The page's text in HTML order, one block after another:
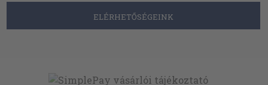
ELÉRHETŐSÉGEINK